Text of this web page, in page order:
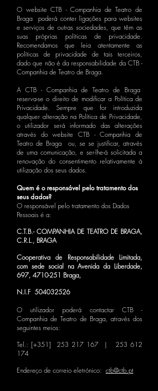
O website CTB - Companhia de Teatro de
Braga poderá conter ligações para websites
e serviços de outras sociedades, que têm as
suas próprias políticas de privacidade.
Recomendamos que leia atentamente as
políticas de privacidade de tais terceiros,
dado que não é da responsabilidade da CTB -
Companhia de Teatro de Braga.
A CTB - Companhia de Teatro de Braga
reserva-se o direito de modificar a Política de
Privacidade. Sempre que for introduzida
qualquer alteração na Política de Privacidade,
o utilizador será informado das alterações
através do website CTB - Companhia de
Teatro de Braga ou, se se justificar, através
de uma comunicação, e ser-lhe-á solicitada a
renovação do consentimento relativamente à
utilização dos seus dados.
Quem é o responsável pelo tratamento dos
seus dados?
O responsável pelo tratamento dos Dados
Pessoais é a:
C.T.B.- COMPANHIA DE TEATRO DE BRAGA,
C.R.L., BRAGA
Cooperativa de Responsabilidade Limitada,
com sede social na Avenida da Liberdade,
697, 4710-251 Braga,
N.I.F 504032526
O utilizador poderá contactar CTB -
Companhia de Teatro de Braga, através dos
seguintes meios:
Tel.: [+351] 253 217 167 | 253 612
174
Endereço de correio eletrónico: ctb@ctb.pt